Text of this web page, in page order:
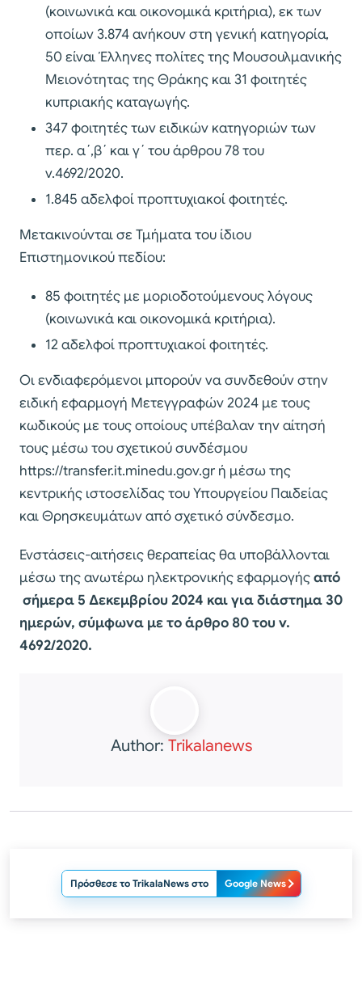
(κοινωνικά και οικονομικά κριτήρια), εκ των
οποίων 3.874 ανήκουν στη γενική κατηγορία,
50 είναι Έλληνες πολίτες της Μουσουλμανικής
Μειονότητας της Θράκης και 31 φοιτητές
κυπριακής καταγωγής.
347 φοιτητές των ειδικών κατηγοριών των
περ. α΄,β΄ και γ΄ του άρθρου 78 του
ν.4692/2020.
1.845 αδελφοί προπτυχιακοί φοιτητές.
Μετακινούνται σε Τμήματα του ίδιου
Επιστημονικού πεδίου:
85 φοιτητές με μοριοδοτούμενους λόγους
(κοινωνικά και οικονομικά κριτήρια).
12 αδελφοί προπτυχιακοί φοιτητές.
Οι ενδιαφερόμενοι μπορούν να συνδεθούν στην
ειδική εφαρμογή Μετεγγραφών 2024 με τους
κωδικούς με τους οποίους υπέβαλαν την αίτησή
τους μέσω του σχετικού συνδέσμου
https://transfer.it.minedu.gov.gr ή μέσω της
κεντρικής ιστοσελίδας του Υπουργείου Παιδείας
και Θρησκευμάτων από σχετικό σύνδεσμο.
Ενστάσεις-αιτήσεις θεραπείας θα υποβάλλονται
μέσω της ανωτέρω ηλεκτρονικής εφαρμογήςαπό
σήμερα 5 Δεκεμβρίου 2024 και για διάστημα 30
ημερών, σύμφωνα με το άρθρο 80 του ν.
4692/2020.
Author: Trikalanews
Πρόσθεσε το TrikalaNews στο Google News